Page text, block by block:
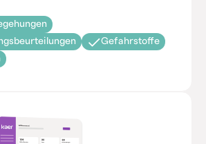
Gefahrstoffe